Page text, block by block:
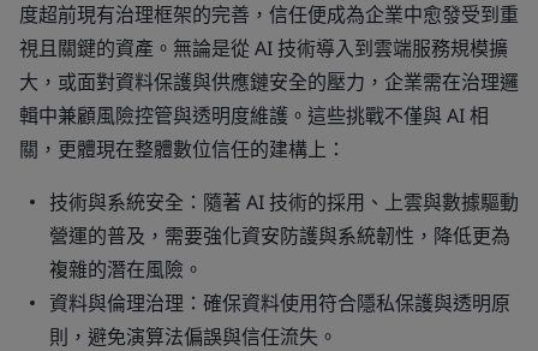
度超前現有治理框架的完善，信任便成為企業中愈發受到重
視且關鍵的資產。無論是從 AI 技術導入到雲端服務規模擴
大，或面對資料保護與供應鏈安全的壓力，企業需在治理邏
輯中兼顧風險控管與透明度維護。這些挑戰不僅與 AI 相
關，更體現在整體數位信任的建構上：
技術與系統安全 ：隨著 AI 技術的採用、上雲與數據驅動
營運的普及，需要強化資安防護與系統韌性，降低更為
複雜的潛在風險。
資料與倫理治理 ：確保資料使用符合隱私保護與透明原
則，避免演算法偏誤與信任流失。